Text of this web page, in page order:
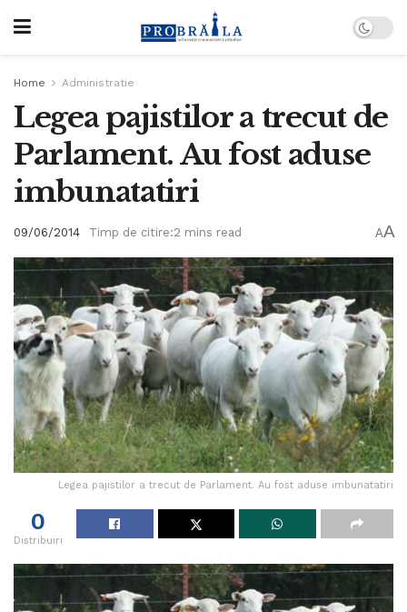
Home Administratie
Legea pajistilor a trecut de
Parlament. Au fost aduse
imbunatatiri
09/06/2014 Timp de citire:2 mins read AA
Legea pajistilor a trecut de Parlament. Au fost aduse imbunatatiri
0
Distribuiri